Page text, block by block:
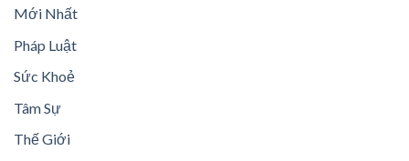
Mới Nhất
Pháp Luật
Sức Khoẻ
Tâm Sự
Thế Giới